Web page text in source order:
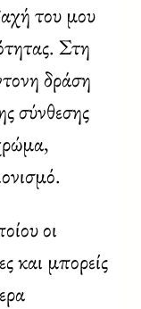
του μου
Στη
δράση
σύνθεσης
οι
και μπορείς